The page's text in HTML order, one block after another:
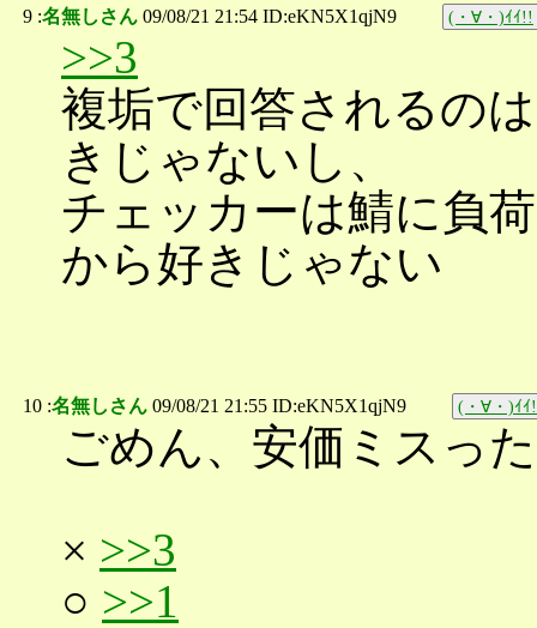
9 :名無しさん 09/08/21 21:54 ID:eKN5X1qjN9 (・∀・)ｲｲ!!
>>3
複垢で回答されるの
きじゃないし、
チェッカーは鯖に負
から好きじゃない
10 :名無しさん 09/08/21 21:55 ID:eKN5X1qjN9 (・∀・)ｲｲ
ごめん、安価ミスった
× >>3
○ >>1